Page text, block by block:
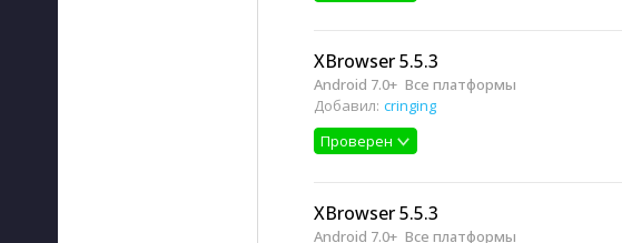
XBrowser 5.5.3
Android 7.0+ Все платформы
Добавил: cringing
Проверен
XBrowser 5.5.3
Android 7.0+ Все платформы